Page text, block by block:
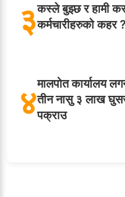
३कस्ले बुझ्छ र हामी
कर्मचारीहरुको कहर ?
४मालपोत कार्यालय
तीन नासु ३ लाख
पक्राउ